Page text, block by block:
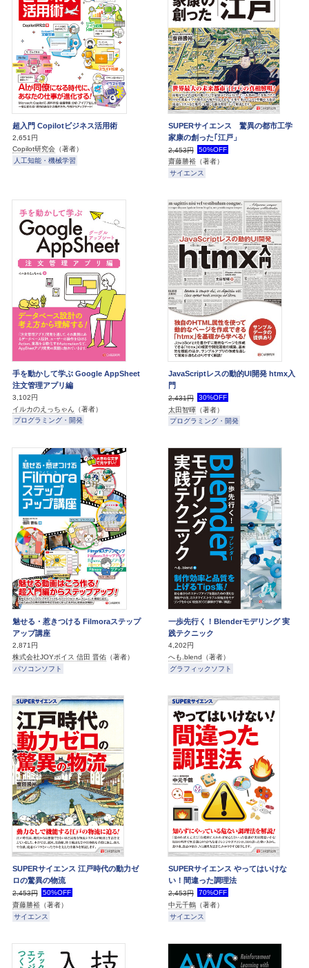
超入門 Copilotビジネス活用術
2,651円
Copilot研究会 （著者）
人工知能・機械学習
SUPERサイエンス 驚異の都市工学
家康の創った｢江戸」
2,453円
50%OFF
齋藤勝裕 （著者）
サイエンス
手を動かして学ぶ Google AppSheet
注文管理アプリ編
3,102円
イルカのえっちゃん （著者）
プログラミング・開発
JavaScriptレスの動的UI開発 htmx入
門
2,431円
30%OFF
太田智暉 （著者）
プログラミング・開発
魅せる・惹きつける Filmoraステップ
アップ講座
2,871円
株式会社JOYボイス 信田 晋佑 （著者）
パソコンソフト
一歩先行く！Blenderモデリング 実
践テクニック
4,202円
へも.blend （著者）
グラフィックソフト
SUPERサイエンス 江戸時代の動力ゼ
ロの驚異の物流
2,453円
50%OFF
齋藤勝裕 （著者）
サイエンス
SUPERサイエンス やってはいけな
い！間違った調理法
2,453円
70%OFF
中元千鶴 （著者）
サイエンス